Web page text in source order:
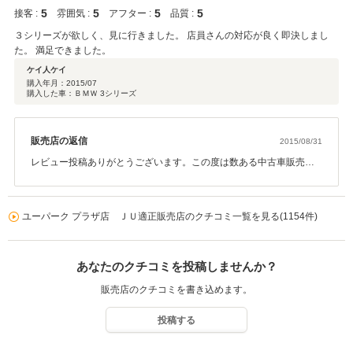
接客 : 5 雰囲気 : 5 アフター : 5 品質 : 5
３シリーズが欲しく、見に行きました。 店員さんの対応が良く即決しまし
た。 満足できました。
ケイ人ケイ
購入年月： 2015/07
購入した車：ＢＭＷ 3シリーズ
販売店の返信 2015/08/31
レビュー投稿ありがとうございます。この度は数ある中古車販売店
ではお客様ご紹介キャンペーンを行っております。お近くの方でお
いただいております。今後とも宜しくお願い申し上げます。
ユーパーク プラザ店 ＪＵ適正販売店のクチコミ一覧を見る(1154件)
あなたのクチコミを投稿しませんか？
販売店のクチコミを書き込めます。
投稿する